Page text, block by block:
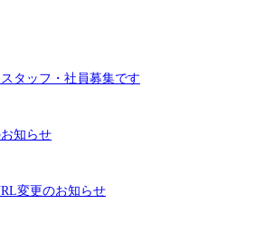
タッフ・社員募集です
知らせ
変更のお知らせ